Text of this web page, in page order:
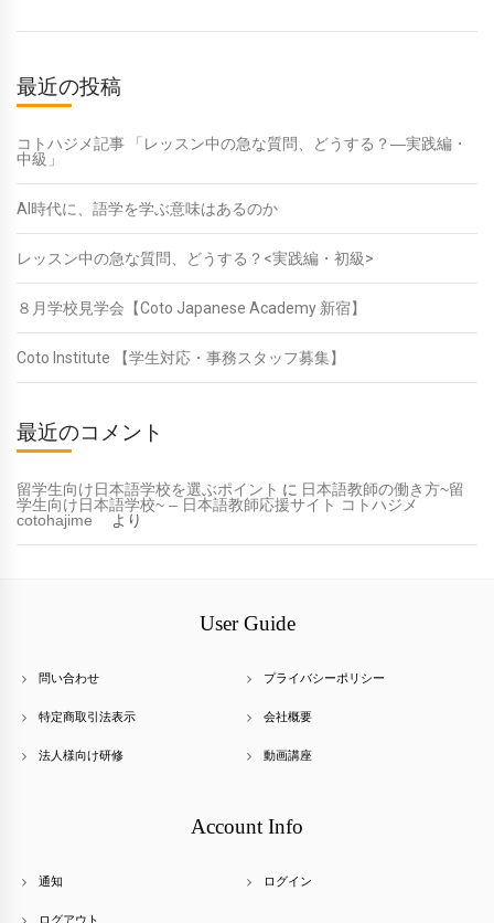
最近の投稿
コトハジメ記事 「レッスン中の急な質問、どうする？―実践編・
中級」
AI時代に、語学を学ぶ意味はあるのか
レッスン中の急な質問、どうする？<実践編・初級>
８月学校見学会【Coto Japanese Academy 新宿】
Coto Institute 【学生対応・事務スタッフ募集】
最近のコメント
留学生向け日本語学校を選ぶポイント に 日本語教師の働き方~留
学生向け日本語学校~ – 日本語教師応援サイト コトハジメ
cotohajime
より
User Guide
問い合わせ プライバシーポリシー
特定商取引法表示 会社概要
法人様向け研修 動画講座
Account Info
通知 ログイン
ログアウト